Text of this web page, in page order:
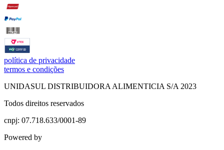
política de privacidade
termos e condições
UNIDASUL DISTRIBUIDORA ALIMENTICIA S/A 2023
Todos direitos reservados
cnpj: 07.718.633/0001-89
Powered by